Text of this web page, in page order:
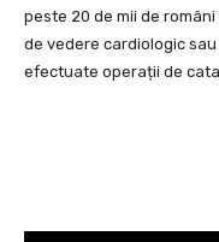
peste 20 de mii de
de vedere cardiologic
efectuate operații de